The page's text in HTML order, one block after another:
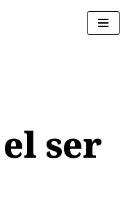
ser